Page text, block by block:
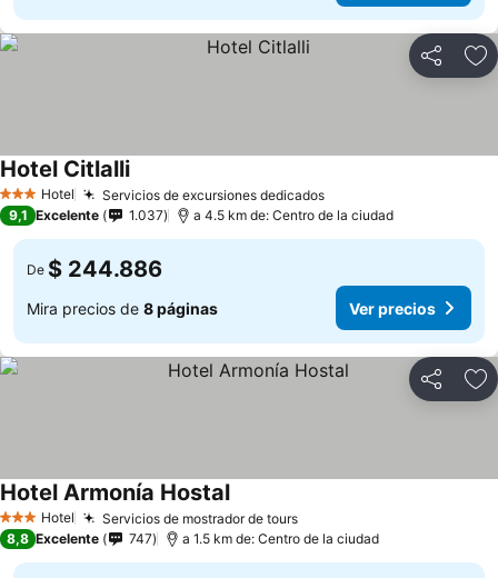
Compartir
3 Estrellas
Hotel Servicios de excursiones dedicados
Hotel Citlalli
9,1 Excelente 1.037 a 4.5 km de: Centro de la ciudad
De $ 244.886
Mira precios de 8 páginas Ver precios
Compartir
3 Estrellas
Hotel Servicios de mostrador de tours
Hotel Armonía Hostal
8,8 Excelente 747 a 1.5 km de: Centro de la ciudad